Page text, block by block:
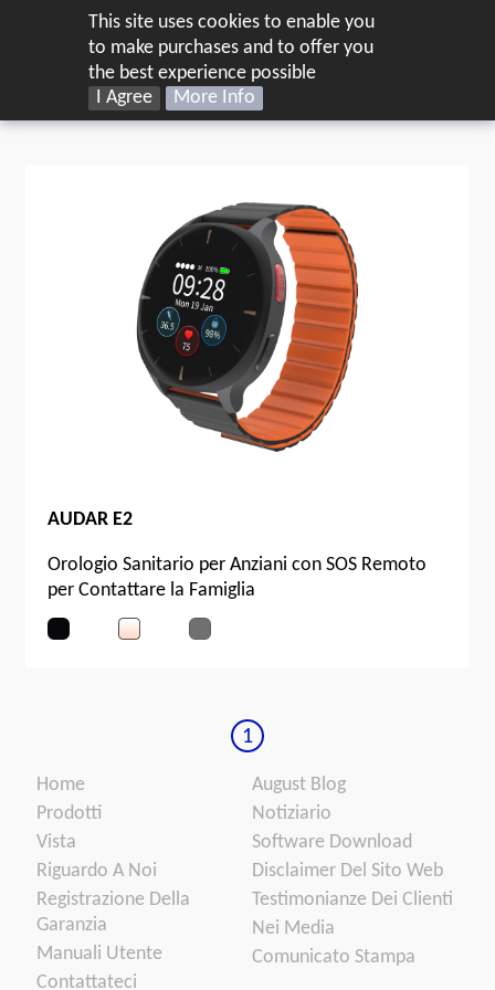
This site uses cookies to enable you
to make purchases and to offer you
the best experience possible
I Agree
More Info
Smart Wearable Orologi IoT mobili
AUDAR E2
Orologio Sanitario per Anziani con SOS Remoto
per Contattare la Famiglia
1
Home
Prodotti
Vista
Riguardo A Noi
Registrazione Della
Garanzia
Manuali Utente
Contattateci
August Blog
Notiziario
Software Download
Disclaimer Del Sito Web
Testimonianze Dei Clienti
Nei Media
Comunicato Stampa